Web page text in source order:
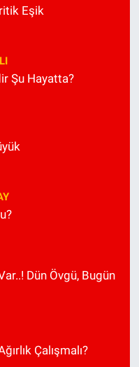
Eşik
Şu Hayatta?
Dün Övgü, Bugün
Çalışmalı?